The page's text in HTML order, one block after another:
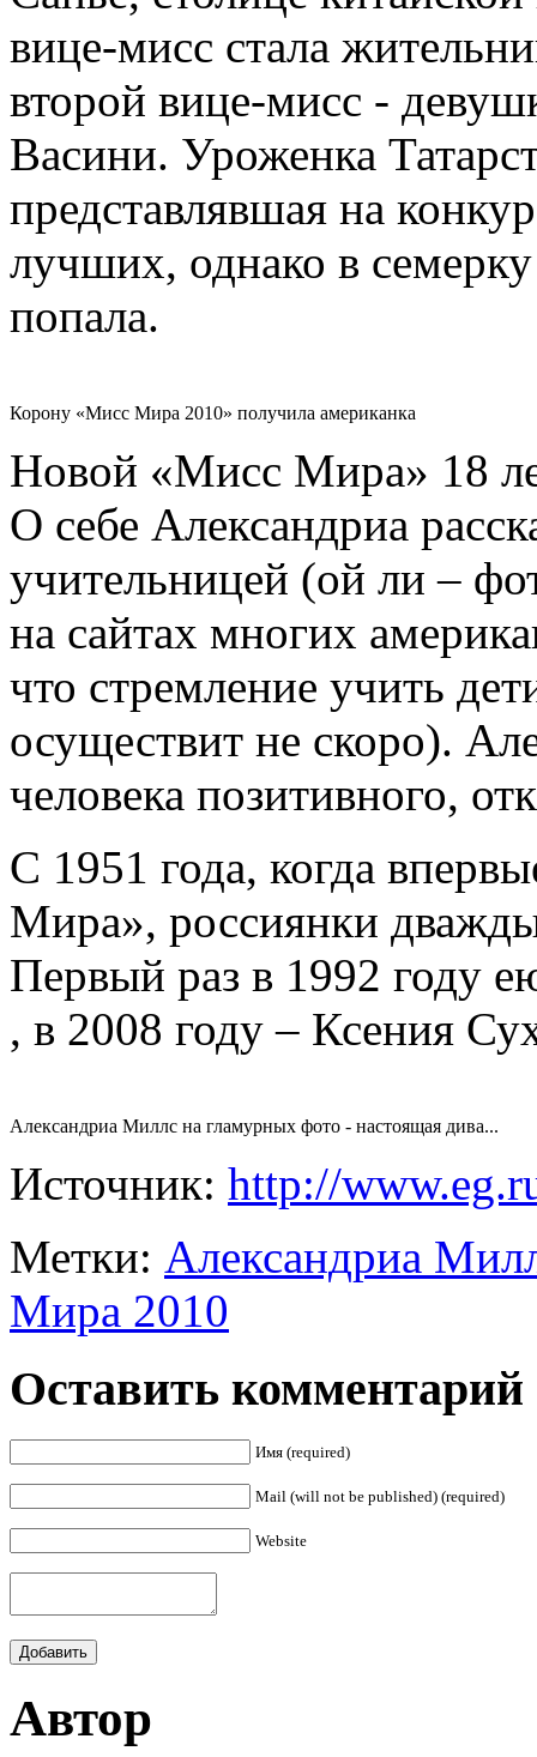
вице-мисс стала
второй вице-мисс -
Васини. Уроженка
представлявшая на
лучших, однако в
попала.
Корону «Мисс Мира 2010» получила американка
Новой «Мисс Мира» 18
О себе Александриа
учительницей (ой ли –
на сайтах многих
что стремление учить
осуществит не скоро).
человека позитивного,
С 1951 года, когда
Мира», россиянки дважды
Первый раз в 1992 году
, в 2008 году – Ксения
Александриа Миллс на гламурных фото - настоящая дива...
Источник: http://
Метки: Александриа
Мира 2010
Оставить комментарий
Имя (required)
Mail (will not be published) (required)
Website
Автор